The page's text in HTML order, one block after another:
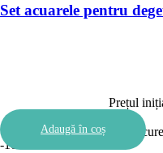
Set acuarele pentru
Prețul
Prețul
Adaugă în coș
-10%